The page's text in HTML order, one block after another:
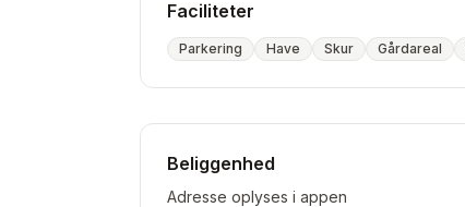
Faciliteter
Parkering Have Skur Gårdareal
Beliggenhed
Adresse oplyses i appen